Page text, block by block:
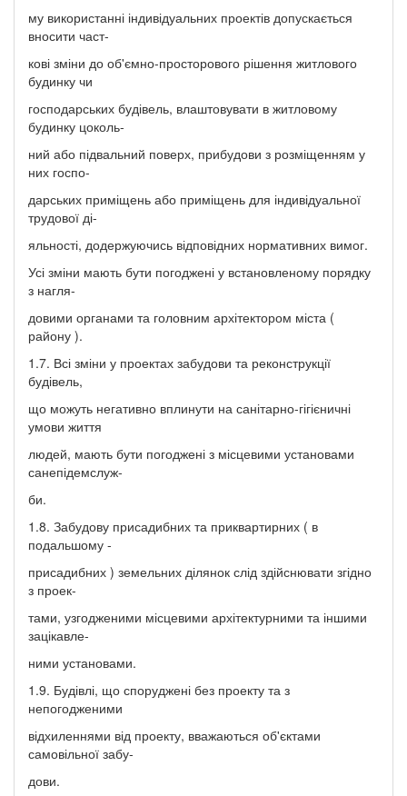
му використанні індивідуальних проектів допускається
вносити част-
кові зміни до об'ємно-просторового рішення житлового
будинку чи
господарських будівель, влаштовувати в житловому
будинку цоколь-
ний або підвальний поверх, прибудови з розміщенням у
них госпо-
дарських приміщень або приміщень для індивідуальної
трудової ді-
яльності, додержуючись відповідних нормативних вимог.
Усі зміни мають бути погоджені у встановленому порядку
з нагля-
довими органами та головним архітектором міста (
району ).
1.7. Всі зміни у проектах забудови та реконструкції
будівель,
що можуть негативно вплинути на санітарно-гігієничні
умови життя
людей, мають бути погоджені з місцевими установами
санепідемслуж-
би.
1.8. Забудову присадибних та приквартирних ( в
подальшому -
присадибних ) земельних ділянок слід здійснювати згідно
з проек-
тами, узгодженими місцевими архітектурними та іншими
зацікавле-
ними установами.
1.9. Будівлі, що споруджені без проекту та з
непогодженими
відхиленнями від проекту, вважаються об'єктами
самовільної забу-
дови.